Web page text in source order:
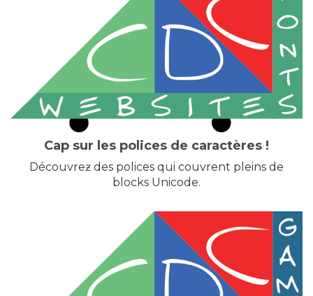
Cap sur les polices de caractères !
Découvreƶ des polices qui couvrent pleins de
blocks Unicode.